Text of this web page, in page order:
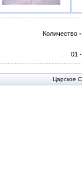
Количество -
01 -
Царское